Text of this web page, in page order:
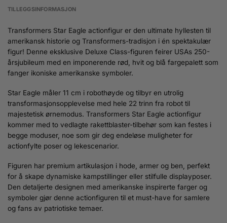
TILLEGGSINFORMASJON
Transformers Star Eagle actionfigur er den ultimate hyllesten til
amerikansk historie og Transformers-tradisjon i én spektakulær
figur! Denne eksklusive Deluxe Class-figuren feirer USAs 250-
årsjubileum med en imponerende rød, hvit og blå fargepalett som
fanger ikoniske amerikanske symboler.
Star Eagle måler 11 cm i robothøyde og tilbyr en utrolig
transformasjonsopplevelse med hele 22 trinn fra robot til
majestetisk ørnemodus. Transformers Star Eagle actionfigur
kommer med to vedlagte rakettblaster-tilbehør som kan festes i
begge moduser, noe som gir deg endeløse muligheter for
actionfylte poser og lekescenarior.
Figuren har premium artikulasjon i hode, armer og ben, perfekt
for å skape dynamiske kampstillinger eller stilfulle displayposer.
Den detaljerte designen med amerikanske inspirerte farger og
symboler gjør denne actionfiguren til et must-have for samlere
og fans av patriotiske temaer.